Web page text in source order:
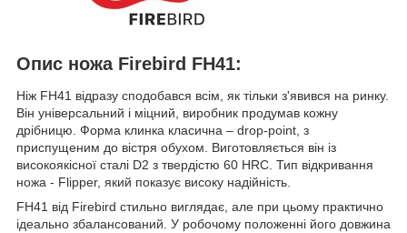
Опис ножа Firebird FH41:
Ніж FH41 відразу сподобався всім, як тільки з'явився на ринку.
Він універсальний і міцний, виробник продумав кожну
дрібницю. Форма клинка класична – drop-point, з
приспущеним до вістря обухом. Виготовляється він із
високоякісної сталі D2 з твердістю 60 HRC. Тип відкривання
ножа - Flipper, який показує високу надійність.
FH41 від Firebird стильно виглядає, але при цьому практично
ідеально збалансований. У робочому положенні його довжина